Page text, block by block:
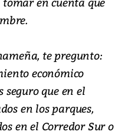
te pregunto:
económico
seguro que en el
en los parques,
en el Corredor Sur o